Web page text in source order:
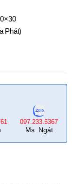
Phát)
097.233.5367
Ms. Ngát